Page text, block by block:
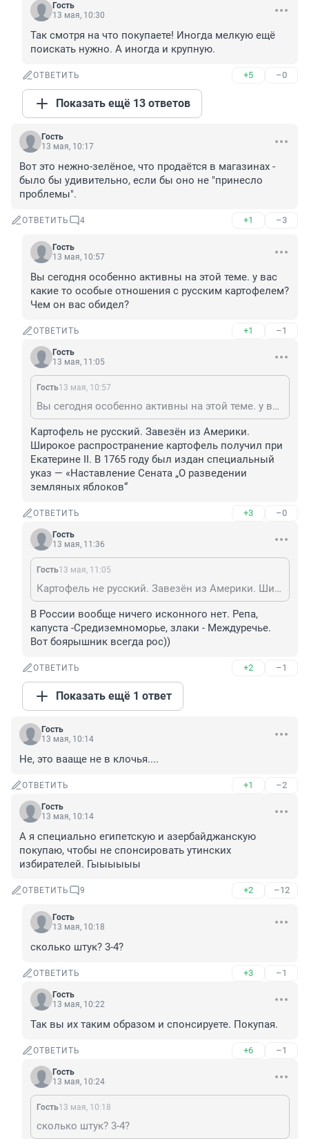
Гость
13 мая, 10:30
Так смотря на что покупаете! Иногда мелкую ещё
поискать нужно. А иногда и крупную.
ОТВЕТИТЬ +5 –0
Показать ещё 13 ответов
Гость
13 мая, 10:17
Вот это нежно-зелёное, что продаётся в магазинах -
было бы удивительно, если бы оно не "принесло
проблемы".
ОТВЕТИТЬ 4 +1 –3
Гость
13 мая, 10:57
Вы сегодня особенно активны на этой теме. у вас
какие то особые отношения с русским картофелем?
Чем он вас обидел?
ОТВЕТИТЬ +1 –1
Гость
13 мая, 11:05
Гость13 мая, 10:57
Вы сегодня особенно активны на этой теме. у вас какие то особые отношения с русским картофелем? Чем он вас обидел?
Картофель не русский. Завезён из Америки.
Широкое распространение картофель получил при
Екатерине II. В 1765 году был издан специальный
указ — «Наставление Сената „О разведении
земляных яблоков“
ОТВЕТИТЬ +3 –0
Гость
13 мая, 11:36
Гость13 мая, 11:05
Картофель не русский. Завезён из Америки. Широкое распространение картофель получил при Екатерине II. В 1765 году был издан специальный указ — «Наставление Сената „О разведении земляных яблоков“
В России вообще ничего исконного нет. Репа,
капуста -Средиземноморье, злаки - Междуречье.
Вот боярышник всегда рос))
ОТВЕТИТЬ +2 –1
Показать ещё 1 ответ
Гость
13 мая, 10:14
Не, это вааще не в клочья....
ОТВЕТИТЬ +1 –2
Гость
13 мая, 10:14
А я специально египетскую и азербайджанскую
покупаю, чтобы не спонсировать утинских
избирателей. Гыыыыыы
ОТВЕТИТЬ 9 +2 –12
Гость
13 мая, 10:18
сколько штук? 3-4?
ОТВЕТИТЬ +3 –1
Гость
13 мая, 10:22
Так вы их таким образом и спонсируете. Покупая.
ОТВЕТИТЬ +6 –1
Гость
13 мая, 10:24
Гость13 мая, 10:18
сколько штук? 3-4?